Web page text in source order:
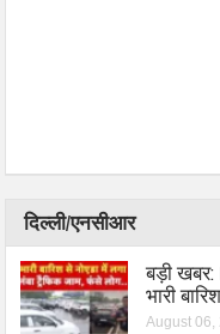
दिल्ली/एनसीआर
बड़ी खबर:
भारी
August 06,